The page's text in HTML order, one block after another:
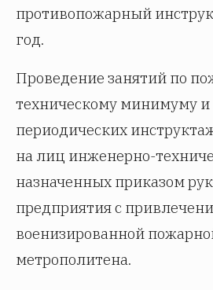
противопожарный
год.
Проведение занятий по
техническому минимуму и
периодических
на лиц инженерно-
назначенных приказом
предприятия с
военизированной
метрополитена.